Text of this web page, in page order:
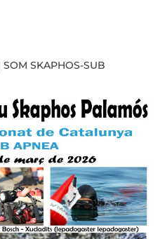
SKAPHOS-SUB